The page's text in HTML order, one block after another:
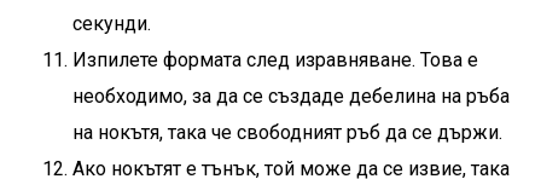
секунди.
Изпилете формата след изравняване. Това е
необходимо, за да се създаде дебелина на ръба
на нокътя, така че свободният ръб да се държи.
Ако нокътят е тънък, той може да се извие, така